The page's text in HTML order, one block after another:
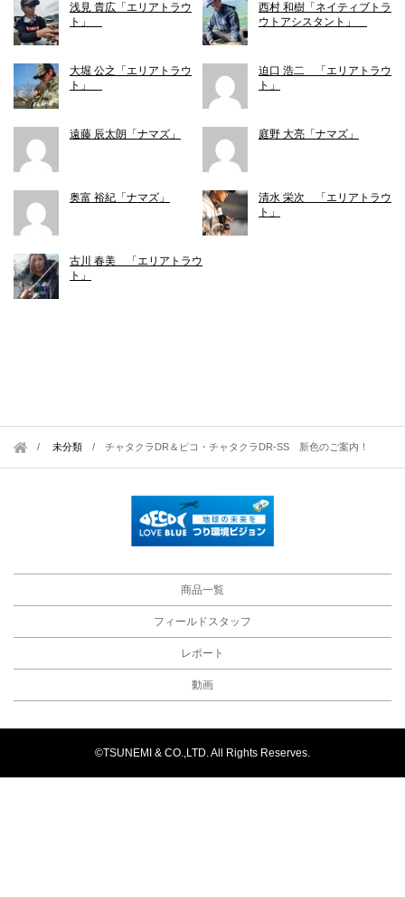
浅見 貴広「エリアトラウ
ト」
西村 和樹「ネイティブトラ
ウトアシスタント」
大堀 公之「エリアトラウ
ト」
迫口 浩二 「エリアトラウ
ト」
遠藤 辰太朗「ナマズ」 庭野 大亮「ナマズ」
奥富 裕紀「ナマズ」
清水 栄次 「エリアトラウ
ト」
古川 春美 「エリアトラウ
ト」
未分類 /チャタクラDR＆ピコ・チャタクラDR-SS 新色のご案内！
商品一覧
フィールドスタッフ
レポート
動画
©TSUNEMI & CO.,LTD. All Rights Reserves.